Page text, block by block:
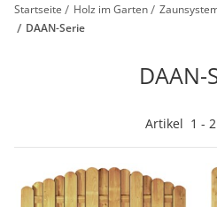
Startseite Holz im Garten
DAAN-Serie
DAAN-
Artikel 1 - 2